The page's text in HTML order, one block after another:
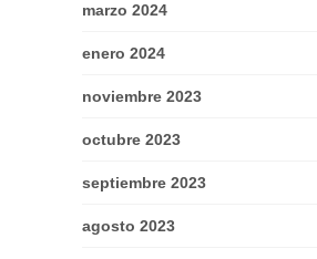
marzo 2024
enero 2024
noviembre 2023
octubre 2023
septiembre 2023
agosto 2023